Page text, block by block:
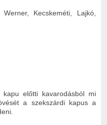
Werner, Kecskeméti, Lajkó,
előtti kavarodásból mi
a szekszárdi kapus a